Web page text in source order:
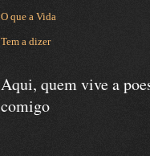
O que a Vida
Tem a dizer
Aqui, quem vive a
comigo